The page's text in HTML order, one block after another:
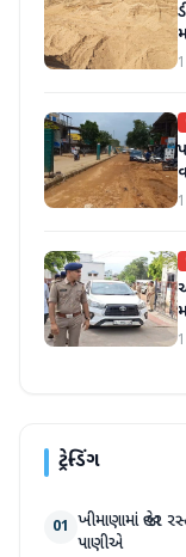
ટ્રેન્ડિંગ
01 ખીમાણામાં જાહેર
પાણીએ